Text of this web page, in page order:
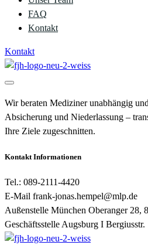
FAQ
Kontakt
Kontakt
Wir beraten Mediziner unabhängig
Absicherung und Niederlassung –
Ihre Ziele zugeschnitten.
Kontakt Informationen
Tel.: 089-2111-4420
E-Mail frank-jonas.hempel@mlp.de
Außenstelle München Oberanger 28,
Geschäftsstelle Augsburg I